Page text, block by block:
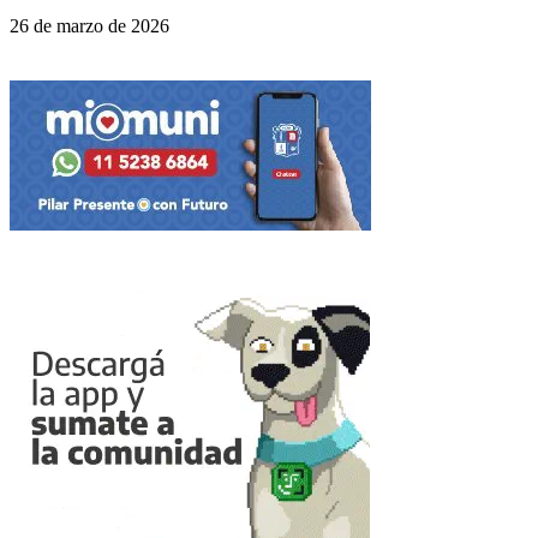
26 de marzo de 2026